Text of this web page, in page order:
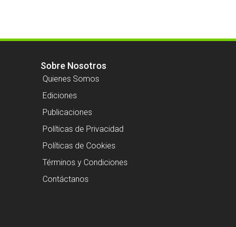
Sobre Nosotros
Quienes Somos
Ediciones
Publicaciones
Políticas de Privacidad
Políticas de Cookies
Términos y Condiciones
Contáctanos